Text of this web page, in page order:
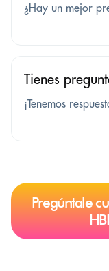
¿Hay un mejor
Tienes
¡Tenemos
Pregúntale